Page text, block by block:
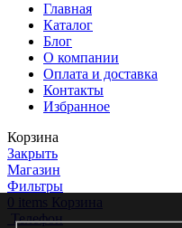
Главная
Каталог
Блог
О компании
Оплата и доставка
Контакты
Избранное
Корзина
Закрыть
Магазин
Фильтры
0 items Корзина
Телефон